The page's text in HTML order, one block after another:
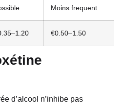
Moins frequent
€0.50–1.50
d’alcool n’inhibe pas